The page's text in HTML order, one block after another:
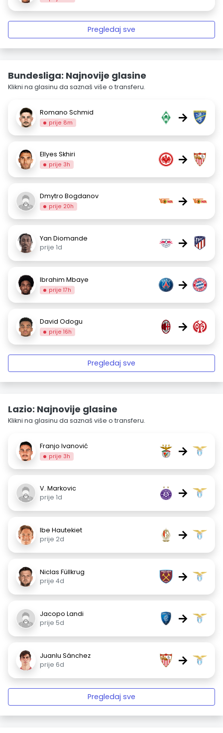
Pregledaj sve
Bundesliga: Najnovije glasine
Klikni na glasinu da saznaš više o transferu.
Romano Schmid
prije 8m →
Ellyes Skhiri
prije 3h →
Dmytro Bogdanov
prije 20h →
Yan Diomande
prije 1d
→
Ibrahim Mbaye
prije 17h →
David Odogu
prije 16h →
Pregledaj sve
Lazio: Najnovije glasine
Klikni na glasinu da saznaš više o transferu.
Franjo Ivanović
prije 3h →
V. Markovic
prije 1d
→
Ibe Hautekiet
prije 2d
→
Niclas Füllkrug
prije 4d
→
Jacopo Landi
prije 5d
→
Juanlu Sánchez
prije 6d
→
Pregledaj sve